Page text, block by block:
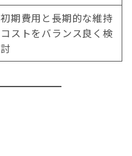
初期費用と長期的な維持
コストをバランス良く検
討